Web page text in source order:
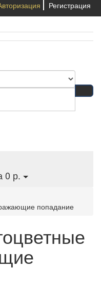
Регистрация
0 р.
попадание